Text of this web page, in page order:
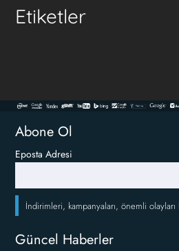
Etiketler
Abone Ol
Eposta Adresi
İndirimleri, kampanyaları, önemli olayları
Güncel Haberler